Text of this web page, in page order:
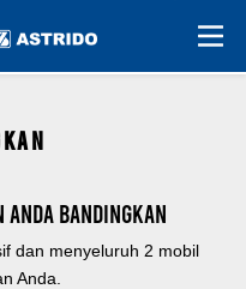
bandingkan
dan menyeluruh 2 mobil
Anda.